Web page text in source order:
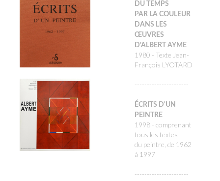
DU TEMPS
PAR LA COULEUR
DANS LES
ŒUVRES
D'ALBERT AYME
1980 - Texte Jean-
François LYOTARD
----------------------
ÉCRITS D'UN
PEINTRE
1998 - comprenant
tous les textes
du peintre, de 1962
à 1997
----------------------